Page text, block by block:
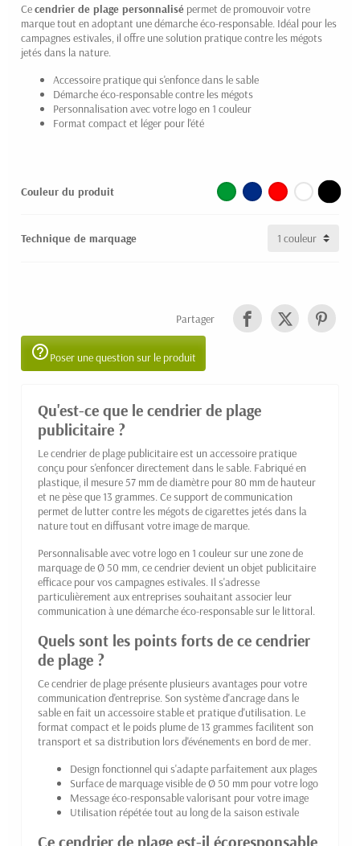
Cecendrier de plage personnalisé permet de promouvoir votre
marque tout en adoptant une démarche éco-responsable. Idéal pour les
campagnes estivales, il offre une solution pratique contre les mégots
jetés dans la nature.
Accessoire pratique qui s'enfonce dans le sable
Démarche éco-responsable contre les mégots
Personnalisation avec votre logo en 1 couleur
Format compact et léger pour l'été
Couleur du produit
Technique de marquage
Partager
help_outlinePoser une question sur le produit
Qu'est-ce que le cendrier de plage
publicitaire ?
Le cendrier de plage publicitaire est un accessoire pratique
conçu pour s'enfoncer directement dans le sable. Fabriqué en
plastique, il mesure 57 mm de diamètre pour 80 mm de hauteur
et ne pèse que 13 grammes. Ce support de communication
permet de lutter contre les mégots de cigarettes jetés dans la
nature tout en diffusant votre image de marque.
Personnalisable avec votre logo en 1 couleur sur une zone de
marquage de Ø 50 mm, ce cendrier devient un objet publicitaire
efficace pour vos campagnes estivales. Il s'adresse
particulièrement aux entreprises souhaitant associer leur
communication à une démarche éco-responsable sur le littoral.
Quels sont les points forts de ce cendrier
de plage ?
Ce cendrier de plage présente plusieurs avantages pour votre
communication d'entreprise. Son système d'ancrage dans le
sable en fait un accessoire stable et pratique d'utilisation. Le
format compact et le poids plume de 13 grammes facilitent son
transport et sa distribution lors d'événements en bord de mer.
Design fonctionnel qui s'adapte parfaitement aux plages
Surface de marquage visible de Ø 50 mm pour votre logo
Message éco-responsable valorisant pour votre image
Utilisation répétée tout au long de la saison estivale
Ce cendrier de plage est-il écoresponsable